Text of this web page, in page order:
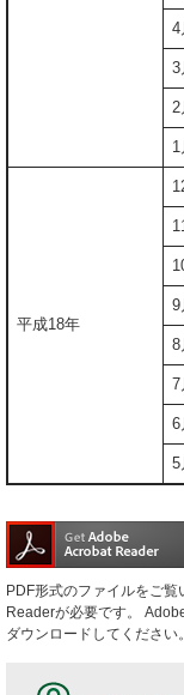
4
3
2
1
平成18年
9
8
7
6
5
PDF形式のファイルをご
Readerが必要です。
ダウンロードしてください